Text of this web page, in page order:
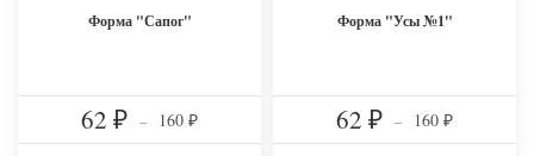
Форма "Сапог"
62 ₽ – 160 ₽
Форма "Усы №1"
62 ₽ – 160 ₽